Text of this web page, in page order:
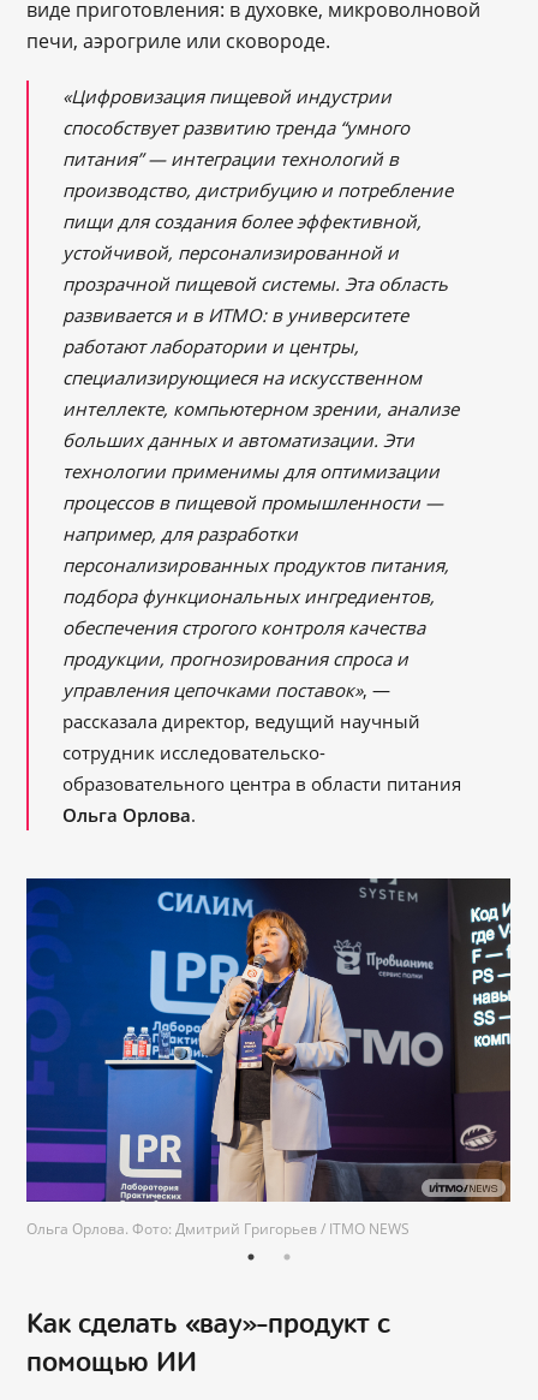
виде приготовления: в духовке, микроволновой
печи, аэрогриле или сковороде.
«Цифровизация пищевой индустрии
способствует развитию тренда “умного
питания” — интеграции технологий в
производство, дистрибуцию и потребление
пищи для создания более эффективной,
устойчивой, персонализированной и
прозрачной пищевой системы. Эта область
развивается и в ИТМО: в университете
работают лаборатории и центры,
специализирующиеся на искусственном
интеллекте, компьютерном зрении, анализе
больших данных и автоматизации. Эти
технологии применимы для оптимизации
процессов в пищевой промышленности —
например, для разработки
персонализированных продуктов питания,
подбора функциональных ингредиентов,
обеспечения строгого контроля качества
продукции, прогнозирования спроса и
управления цепочками поставок», —
рассказала директор, ведущий научный
сотрудник исследовательско-
образовательного центра в области питания
Ольга Орлова.
Ольга Орлова. Фото: Дмитрий Григорьев / ITMO NEWS
Как сделать «вау»-продукт с
помощью ИИ